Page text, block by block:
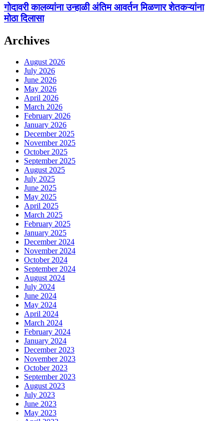
गोदावरी कालव्यांना उन्हाळी अंतिम आवर्तन मिळणार शेतकऱ्यांना
मोठा दिलासा
Archives
August 2026
July 2026
June 2026
May 2026
April 2026
March 2026
February 2026
January 2026
December 2025
November 2025
October 2025
September 2025
August 2025
July 2025
June 2025
May 2025
April 2025
March 2025
February 2025
January 2025
December 2024
November 2024
October 2024
September 2024
August 2024
July 2024
June 2024
May 2024
April 2024
March 2024
February 2024
January 2024
December 2023
November 2023
October 2023
September 2023
August 2023
July 2023
June 2023
May 2023